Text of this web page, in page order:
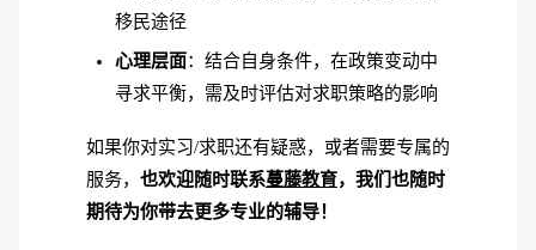
移民途径
心理层面：结合自身条件，在政策变动中
寻求平衡，需及时评估对求职策略的影响
如果你对实习/求职还有疑惑，或者需要专属的
服务， 也欢迎随时联系蔓藤教育，我们也随时
期待为你带去更多专业的辅导！